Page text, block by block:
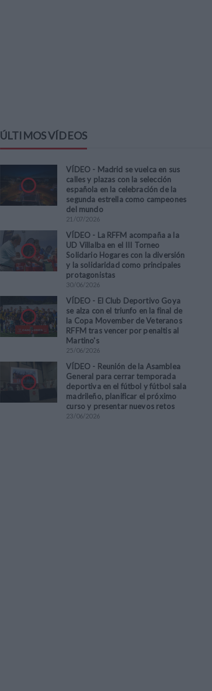
ÚLTIMOS VÍDEOS
VÍDEO - Madrid se vuelca en sus
calles y plazas con la selección
española en la celebración de la
segunda estrella como campeones
del mundo
21 /07/2026
VÍDEO - La RFFM acompaña a la
UD Villalba en el III Torneo
Solidario Hogares con la diversión
y la solidaridad como principales
protagonistas
30/06/2026
VÍDEO - El Club Deportivo Goya
se alza con el triunfo en la final de
la Copa Movember de Veteranos
RFFM tras vencer por penaltis al
Martino's
25/06/2026
VÍDEO - Reunión de la Asamblea
General para cerrar temporada
deportiva en el fútbol y fútbol sala
madrileño, planificar el próximo
curso y presentar nuevos retos
23/06/2026